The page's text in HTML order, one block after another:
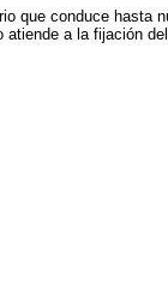
que conduce hasta
a la fijación